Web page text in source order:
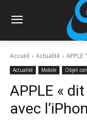
Accueil Actualité
Actualité Mobile Objet
​APPLE «
avec